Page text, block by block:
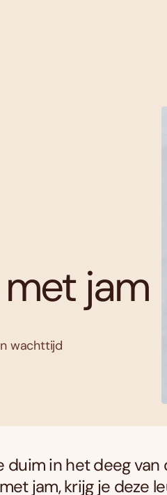
jam
wachttijd
duim in het deeg van
jam, krijg je deze